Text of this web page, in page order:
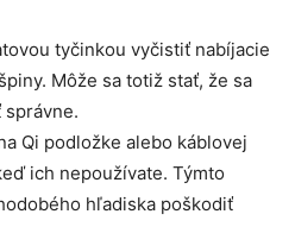
tyčinkou vyčistiť nabíjacie
Môže sa totiž stať, že sa
správne.
Qi podložke alebo káblovej
ich nepoužívate. Týmto
hľadiska poškodiť